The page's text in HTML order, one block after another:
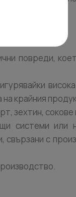
повреди,
крайния
зехтин, сокове
системи или
свързани с